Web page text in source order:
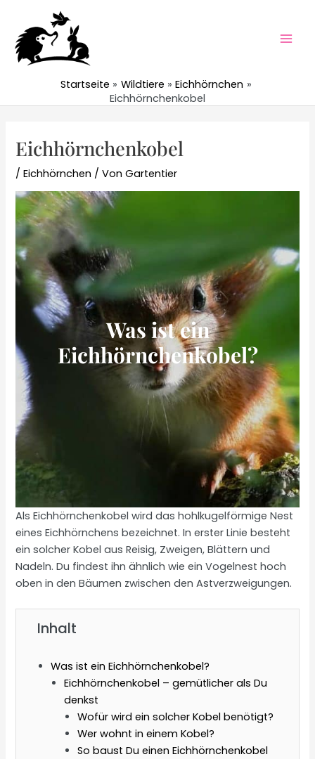
springen
Startseite Wildtiere
Eichhörnchen
Eichhörnchenkobel
Eichhörnchenkobel
/Eichhörnchen / VonGartentier
Was ist ein
Eichhörnchenkobel?
Als Eichhörnchenkobel wird das hohlkugelförmige Nest
eines Eichhörnchens bezeichnet. In erster Linie besteht
ein solcher Kobel aus Reisig, Zweigen, Blättern und
Nadeln. Du findest ihn ähnlich wie ein Vogelnest hoch
oben in den Bäumen zwischen den Astverzweigungen.
Inhalt
Was ist ein Eichhörnchenkobel?
Eichhörnchenkobel – gemütlicher als Du
denkst
Wofür wird ein solcher Kobel benötigt?
Wer wohnt in einem Kobel?
So baust Du einen Eichhörnchenkobel